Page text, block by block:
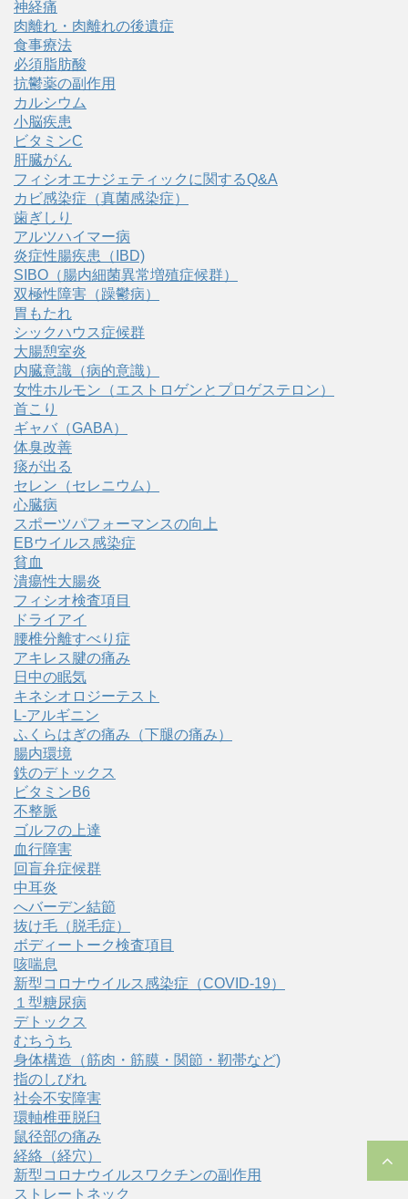
神経痛
肉離れ・肉離れの後遺症
食事療法
必須脂肪酸
抗鬱薬の副作用
カルシウム
小脳疾患
ビタミンC
肝臓がん
フィシオエナジェティックに関するQ&A
カビ感染症（真菌感染症）
歯ぎしり
アルツハイマー病
炎症性腸疾患（IBD)
SIBO（腸内細菌異常増殖症候群）
双極性障害（躁鬱病）
胃もたれ
シックハウス症候群
大腸憩室炎
内臓意識（病的意識）
女性ホルモン（エストロゲンとプロゲステロン）
首こり
ギャバ（GABA）
体臭改善
痰が出る
セレン（セレニウム）
心臓病
スポーツパフォーマンスの向上
EBウイルス感染症
貧血
潰瘍性大腸炎
フィシオ検査項目
ドライアイ
腰椎分離すべり症
アキレス腱の痛み
日中の眠気
キネシオロジーテスト
L-アルギニン
ふくらはぎの痛み（下腿の痛み）
腸内環境
鉄のデトックス
ビタミンB6
不整脈
ゴルフの上達
血行障害
回盲弁症候群
中耳炎
へバーデン結節
抜け毛（脱毛症）
ボディートーク検査項目
咳喘息
新型コロナウイルス感染症（COVID‑19）
１型糖尿病
デトックス
むちうち
身体構造（筋肉・筋膜・関節・靭帯など)
指のしびれ
社会不安障害
環軸椎亜脱臼
鼠径部の痛み
経絡（経穴）
新型コロナウイルスワクチンの副作用
ストレートネック